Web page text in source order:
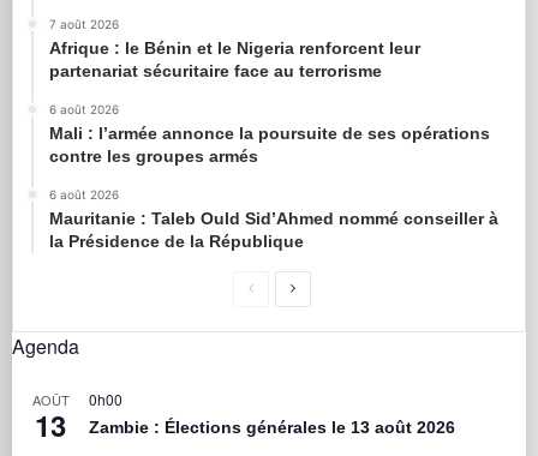
7 août 2026
Afrique : le Bénin et le Nigeria renforcent leur
partenariat sécuritaire face au terrorisme
6 août 2026
Mali : l’armée annonce la poursuite de ses opérations
contre les groupes armés
6 août 2026
Mauritanie : Taleb Ould Sid’Ahmed nommé conseiller à
la Présidence de la République
Agenda
AOÛT
13
0h00
Zambie : Élections générales le 13 août 2026